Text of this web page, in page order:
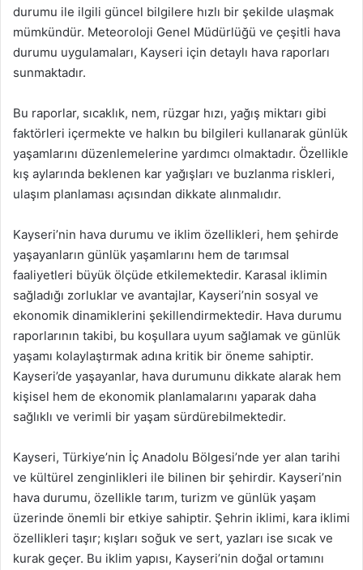
durumu ile ilgili güncel bilgilere hızlı bir şekilde ulaşmak
mümkündür. Meteoroloji Genel Müdürlüğü ve çeşitli hava
durumu uygulamaları, Kayseri için detaylı hava raporları
sunmaktadır.
Bu raporlar, sıcaklık, nem, rüzgar hızı, yağış miktarı gibi
faktörleri içermekte ve halkın bu bilgileri kullanarak günlük
yaşamlarını düzenlemelerine yardımcı olmaktadır. Özellikle
kış aylarında beklenen kar yağışları ve buzlanma riskleri,
ulaşım planlaması açısından dikkate alınmalıdır.
Kayseri’nin hava durumu ve iklim özellikleri, hem şehirde
yaşayanların günlük yaşamlarını hem de tarımsal
faaliyetleri büyük ölçüde etkilemektedir. Karasal iklimin
sağladığı zorluklar ve avantajlar, Kayseri’nin sosyal ve
ekonomik dinamiklerini şekillendirmektedir. Hava durumu
raporlarının takibi, bu koşullara uyum sağlamak ve günlük
yaşamı kolaylaştırmak adına kritik bir öneme sahiptir.
Kayseri’de yaşayanlar, hava durumunu dikkate alarak hem
kişisel hem de ekonomik planlamalarını yaparak daha
sağlıklı ve verimli bir yaşam sürdürebilmektedir.
Kayseri, Türkiye’nin İç Anadolu Bölgesi’nde yer alan tarihi
ve kültürel zenginlikleri ile bilinen bir şehirdir. Kayseri’nin
hava durumu, özellikle tarım, turizm ve günlük yaşam
üzerinde önemli bir etkiye sahiptir. Şehrin iklimi, kara iklimi
özellikleri taşır; kışları soğuk ve sert, yazları ise sıcak ve
kurak geçer. Bu iklim yapısı, Kayseri’nin doğal ortamını